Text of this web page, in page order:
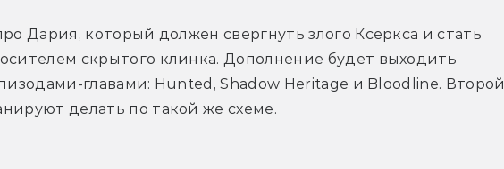
Дария, который должен свергнуть злого Ксеркса и стать
скрытого клинка. Дополнение будет выходить
главами: Hunted, Shadow Heritage и Bloodline. Второй
делать по такой же схеме.